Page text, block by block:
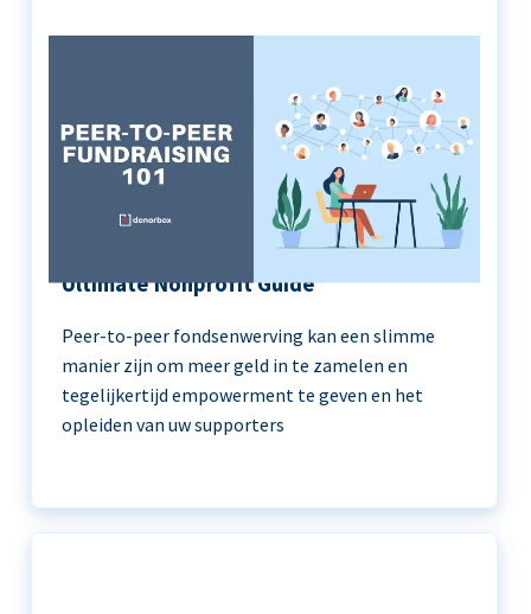
Peer-to-Peer Fundraising 101 | The
Ultimate Nonprofit Guide
Peer-to-peer fondsenwerving kan een slimme
manier zijn om meer geld in te zamelen en
tegelijkertijd empowerment te geven en het
opleiden van uw supporters